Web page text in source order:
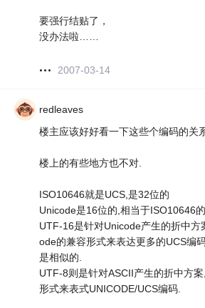
要强行结贴了，
没办法啦……
2007-03-14
redleaves
楼主应该好好看一下这些个编码的关
楼上的有些地方也不对.
ISO10646就是UCS,是32位的
Unicode是16位的,相当于ISO10646
UTF-16是针对Unicode产生的折中方
ode的兼容形式来表达更多的UCS编
是相似的.
UTF-8则是针对ASCII产生的折中方
形式来表式UNICODE/UCS编码.